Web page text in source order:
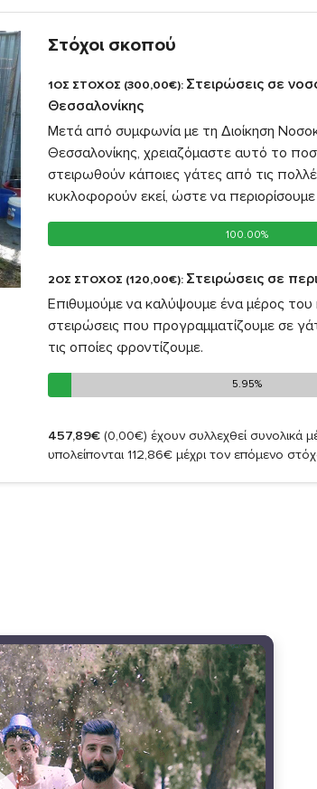
Στόχοι σκοπού
1ΟΣ ΣΤΟΧΟΣ (300,00€): Στειρώσεις σε
Θεσσαλονίκης
Μετά από συμφωνία με τη Διοίκηση
Θεσσαλονίκης, χρειαζόμαστε αυτό το
στειρωθούν κάποιες γάτες από τις
κυκλοφορούν εκεί, ώστε να
100.00%
100.00%
2ΟΣ ΣΤΟΧΟΣ (120,00€): Στειρώσεις σε
Επιθυμούμε να καλύψουμε ένα μέρος του
στειρώσεις που προγραμματίζουμε σε
τις οποίες φροντίζουμε.
5.95%
5.95%
457,89€ (0,00€) έχουν συλλεχθεί συνολικά
υπολείπονται 112,86€ μέχρι τον επόμενο